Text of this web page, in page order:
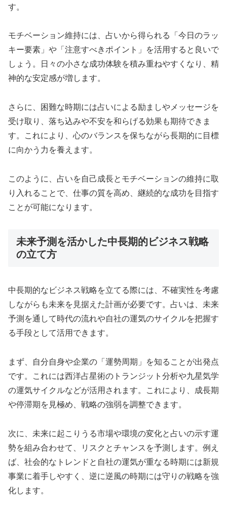
す。
モチベーション維持には、占いから得られる「今日のラッ
キー要素」や「注意すべきポイント」を活用すると良いで
しょう。日々の小さな成功体験を積み重ねやすくなり、精
神的な安定感が増します。
さらに、困難な時期には占いによる励ましやメッセージを
受け取り、落ち込みや不安を和らげる効果も期待できま
す。これにより、心のバランスを保ちながら長期的に目標
に向かう力を養えます。
このように、占いを自己成長とモチベーションの維持に取
り入れることで、仕事の質を高め、継続的な成功を目指す
ことが可能になります。
未来予測を活かした中長期的ビジネス戦略
の立て方
中長期的なビジネス戦略を立てる際には、不確実性を考慮
しながらも未来を見据えた計画が必要です。占いは、未来
予測を通して時代の流れや自社の運気のサイクルを把握す
る手段として活用できます。
まず、自分自身や企業の「運勢周期」を知ることが出発点
です。これには西洋占星術のトランジット分析や九星気学
の運気サイクルなどが活用されます。これにより、成長期
や停滞期を見極め、戦略の強弱を調整できます。
次に、未来に起こりうる市場や環境の変化と占いの示す運
勢を組み合わせて、リスクとチャンスを予測します。例え
ば、社会的なトレンドと自社の運気が重なる時期には新規
事業に着手しやすく、逆に逆風の時期には守りの戦略を強
化します。